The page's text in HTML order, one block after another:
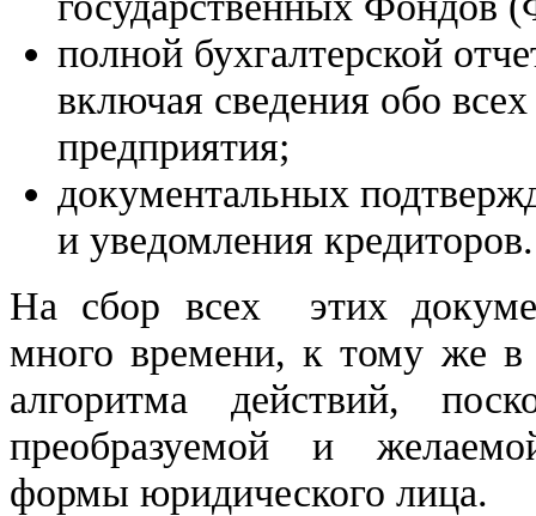
полной бухгалтерской
включая сведения обо
предприятия;
документальных
и уведомления кредиторов.
На сбор всех этих
много времени, к тому же в
алгоритма действий,
преобразуемой и
формы юридического лица.